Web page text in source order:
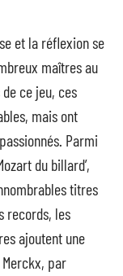
et la réflexion se
maîtres au
ce jeu, ces
mais ont
Parmi
du billard’,
titres
records, les
ajoutent une
par